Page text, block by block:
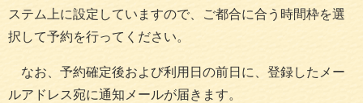
ステム上に設定していますので、ご都合に合う時間枠を選
択して予約を行ってください。
なお、予約確定後および利用日の前日に、登録したメー
ルアドレス宛に通知メールが届きます。